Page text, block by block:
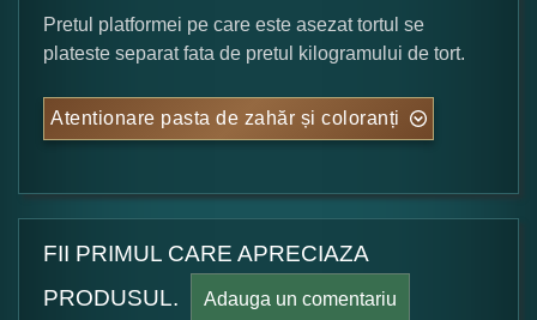
Pretul platformei pe care este asezat tortul se
plateste separat fata de pretul kilogramului de tort.
Atentionare pasta de zahăr și coloranți
FII PRIMUL CARE APRECIAZA
PRODUSUL.
Adauga un comentariu